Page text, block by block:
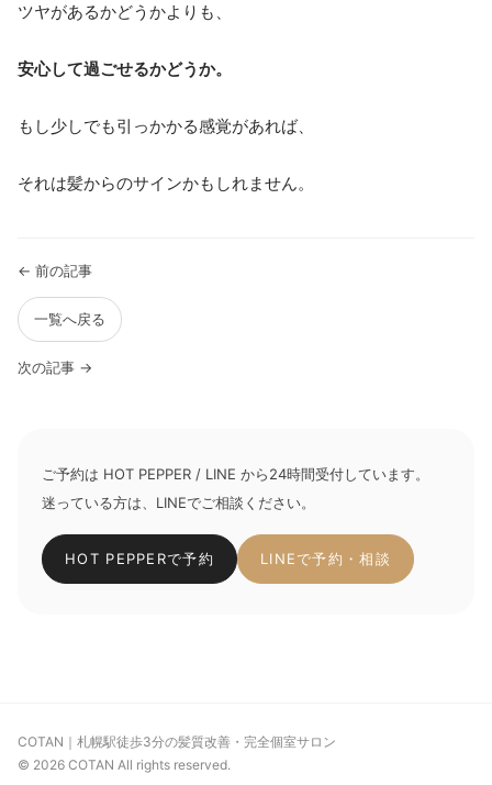
ツヤがあるかどうかよりも、
安心して過ごせるかどうか。
もし少しでも引っかかる感覚があれば、
それは髪からのサインかもしれません。
← 前の記事
一覧へ戻る
次の記事 →
ご予約は HOT PEPPER / LINE から24時間受付しています。
迷っている方は、LINEでご相談ください。
HOT PEPPERで予約 LINEで予約・相談
COTAN｜札幌駅徒歩3分の髪質改善・完全個室サロン
© 2026 COTAN All rights reserved.